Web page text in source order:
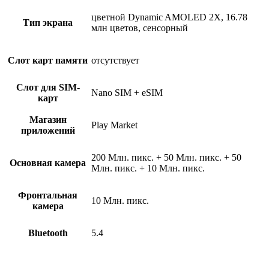
Тип экрана
цветной Dynamic AMOLED 2X, 16.78
млн цветов, сенсорный
Слот карт памяти отсутствует
Слот для SIM-
карт
Nano SIM + eSIM
Магазин
приложений
Play Market
Основная камера
200 Млн. пикс. + 50 Млн. пикс. + 50
Млн. пикс. + 10 Млн. пикс.
Фронтальная
камера
10 Млн. пикс.
Bluetooth 5.4